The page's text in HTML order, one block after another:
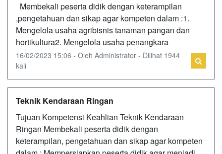
Membekali peserta didik dengan keterampilan
,pengetahuan dan sikap agar kompeten dalam :1.
Mengelola usaha agribisnis tanaman pangan dan
hortikultura2. Mengelola usaha penangkara
16/02/2023 15:06 - Oleh Administrator - Dilihat 1944
kali
Teknik Kendaraan Ringan
Tujuan Kompetensi Keahlian Teknik Kendaraan
Ringan Membekali peserta didik dengan
keterampilan, pengetahuan dan sikap agar kompeten